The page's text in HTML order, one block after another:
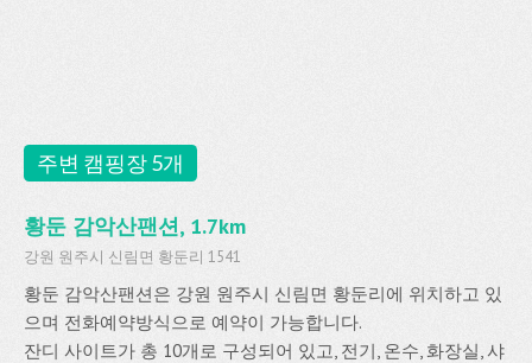
주변 캠핑장 5개
황둔 감악산팬션, 1.7km
강원 원주시 신림면 황둔리 1541
황둔 감악산팬션은 강원 원주시 신림면 황둔리에 위치하고 있
으며 전화예약방식으로 예약이 가능합니다.
잔디 사이트가 총 10개로 구성되어 있고, 전기, 온수, 화장실, 샤